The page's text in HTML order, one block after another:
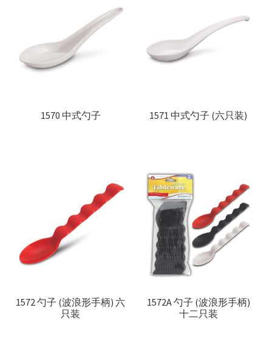
1570 中式勺子 1571 中式勺子 (六只装)
1572 勺子 (波浪形手柄) 六
只装
1572A 勺子 (波浪形手柄)
十二只装